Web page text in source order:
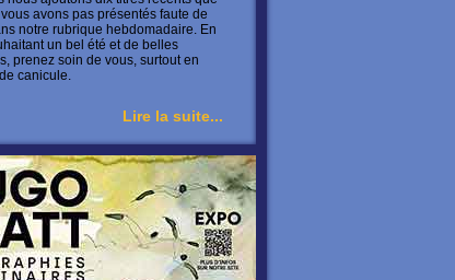
avons pas présentés faute de
notre rubrique hebdomadaire. En
un bel été et de belles
prenez soin de vous, surtout en
canicule.
Lire la suite...